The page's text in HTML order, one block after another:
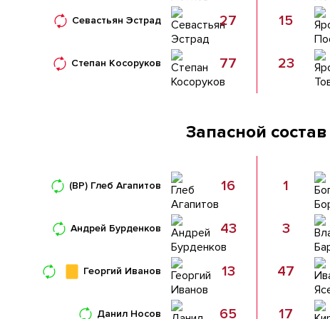
Севастьян Эстрад 27
Степан Косоруков 77
15
23
Запасной состав
Глеб Агапитов
(ВР) 16
Андрей Бурденков 43
Георгий Иванов 13
Данил Носов 65
1
3
47
17